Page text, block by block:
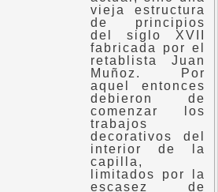
vieja estructura
de principios
del siglo XVII
fabricada por el
retablista Juan
Muñoz. Por
aquel entonces
debieron de
comenzar los
trabajos
decorativos del
interior de la
capilla,
limitados por la
escasez de